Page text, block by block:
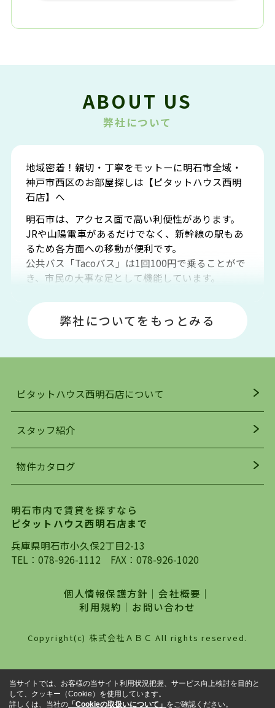
ABOUT US
弊社について
地域密着！親切・丁寧をモットーに明石市全域・
神戸市西区のお部屋探しは【ピタットハウス西明
石店】へ
明石市は、アクセス面で高い利便性があります。
JRや山陽電車があるだけでなく、新幹線の駅もあ
るため各方面への移動が便利です。
公共バス「Tacoバス」は1回100円で乗ることがで
き、市民の大事な足として機能しています。
場や釣りスポットが多くあります。JR「大久保
駅」周辺には、ビブレ・イオンをはじめとした買
い物施設も多くあり、買い物にも困りません。
明石駅・西明石駅を中心に、明石市・神戸市西区
でお部屋探している方は、ぜひ当ＨＰにて物件を
お探しになってください。弊社は、スタッフの平
を行っており地域最大級の情報取扱量を誇ってお
ります。店頭で限られた物件をご紹介する、従来
自身でインターネットを利用し、理想のお部屋を
探していただき、選択していただいた物件情報に
対して、専門知識を持ったスタッフがサポートさ
せていただくスタイルを心がけております。私た
は、一度だけでは終わらない、お客様との末長い
お付き合いです。初めての一人暮らしから、就
職・ご結婚・売買物件の購入、などなど一生涯に
わたる、良きアドバイザーとして、地域に密着し
た営業スタイルで様々なお役立ちができればと強
わせください。
弊社についてをもっとみる
ピタットハウス西明石店について
スタッフ紹介
物件カタログ
明石市内で賃貸を探すなら
ピタットハウス西明石店まで
兵庫県明石市小久保2丁目2-13
TEL： 078-926-1112 FAX：078-926-1020
個人情報保護方針 ｜会社概要 ｜
利用規約 ｜ お問い合わせ
Copyright(c) 株式会社ＡＢＣ All rights reserved.
当サイトでは、お客様の当サイト利用状況把握、サービス向上検討を目的と
して、クッキー（Cookie）を使用しています。
詳しくは、当社の 「Cookieの取扱いについて」 をご確認ください。